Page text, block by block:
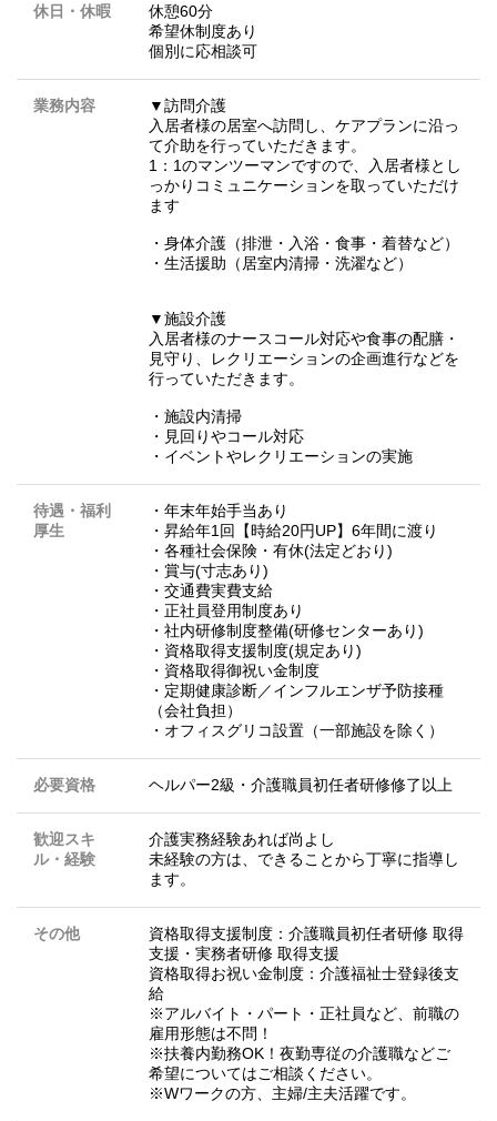
休日・休暇
休憩60分
希望休制度あり
個別に応相談可
業務内容
▼訪問介護
入居者様の居室へ訪問し、ケアプランに沿っ
て介助を行っていただきます。
1：1のマンツーマンですので、入居者様とし
っかりコミュニケーションを取っていただけ
ます
・身体介護（排泄・入浴・食事・着替など）
・生活援助（居室内清掃・洗濯など）
▼施設介護
入居者様のナースコール対応や食事の配膳・
見守り、レクリエーションの企画進行などを
行っていただきます。
・施設内清掃
・見回りやコール対応
・イベントやレクリエーションの実施
待遇・福利
厚生
・年末年始手当あり
・昇給年1回【時給20円UP】6年間に渡り
・各種社会保険・有休(法定どおり)
・賞与(寸志あり)
・交通費実費支給
・正社員登用制度あり
・社内研修制度整備(研修センターあり)
・資格取得支援制度(規定あり)
・資格取得御祝い金制度
・定期健康診断／インフルエンザ予防接種
（会社負担）
・オフィスグリコ設置（一部施設を除く）
必要資格 ヘルパー2級・介護職員初任者研修修了以上
歓迎スキ
ル・経験
介護実務経験あれば尚よし
未経験の方は、できることから丁寧に指導し
ます。
その他
資格取得支援制度：介護職員初任者研修 取得
支援・実務者研修 取得支援
資格取得お祝い金制度：介護福祉士登録後支
給
※アルバイト・パート・正社員など、前職の
雇用形態は不問！
※扶養内勤務OK！夜勤専従の介護職などご
希望についてはご相談ください。
※Wワークの方、主婦/主夫活躍です。